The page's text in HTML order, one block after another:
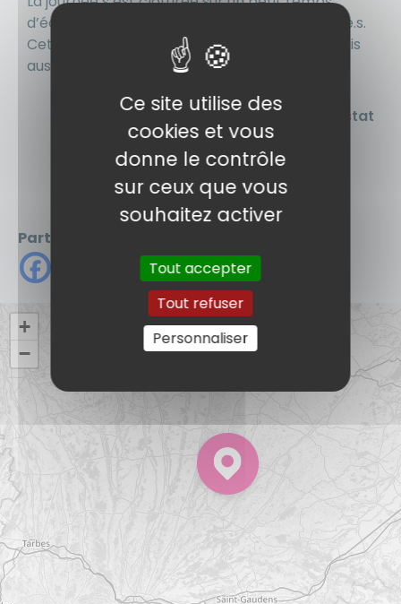
d’échange autour de la sortie vécue par tou.te.s.
Cette randonnée a été riche en échanges mais
aussi en observations naturalistes.
Marion Potestat
voir + de photos !
Partager
+
−
Ce site utilise des
cookies et vous
donne le contrôle
sur ceux que vous
souhaitez activer
Tout accepter
Tout refuser
Personnaliser